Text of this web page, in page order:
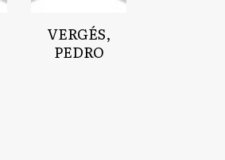
VERGÉS,
PEDRO